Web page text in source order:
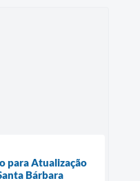
para Atualização
Bárbara